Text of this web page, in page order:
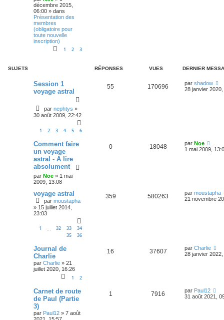
décembre 2015,
06:00 » dans
Présentation des
membres
(obligatoire pour
toute nouvelle
inscription)
1 2 3
SUJETS RÉPONSES VUES DERNIER
Session 1
voyage astral
par nephtys »
30 août 2009, 22:42
1 2 3 4 5 6
55 170696 par shadow
28 janvier
Comment faire
un voyage
astral - A lire
absolument
par Noe » 1 mai
2009, 13:08
0 18048 par Noe
1 mai 2009,
voyage astral
par moustapha
» 15 juillet 2014,
23:03
1 32 33
34
35
36
359 580263 par moustapha
21 novembre
Journal de
Charlie
par Charlie » 21
juillet 2020, 16:26
1 2
16 37607 par Charlie
28 janvier
Carnet de route
de Paul (Partie
3)
par Paul12 » 7 août
1 7916 par Paul12
31 août 2021,